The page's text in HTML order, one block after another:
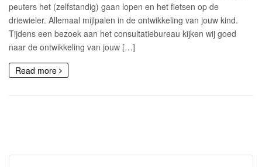
peuters het (zelfstandig) gaan lopen en het fietsen op de
driewieler. Allemaal mijlpalen in de ontwikkeling van jouw kind.
Tijdens een bezoek aan het consultatiebureau kijken wij goed
naar de ontwikkeling van jouw […]
Read more